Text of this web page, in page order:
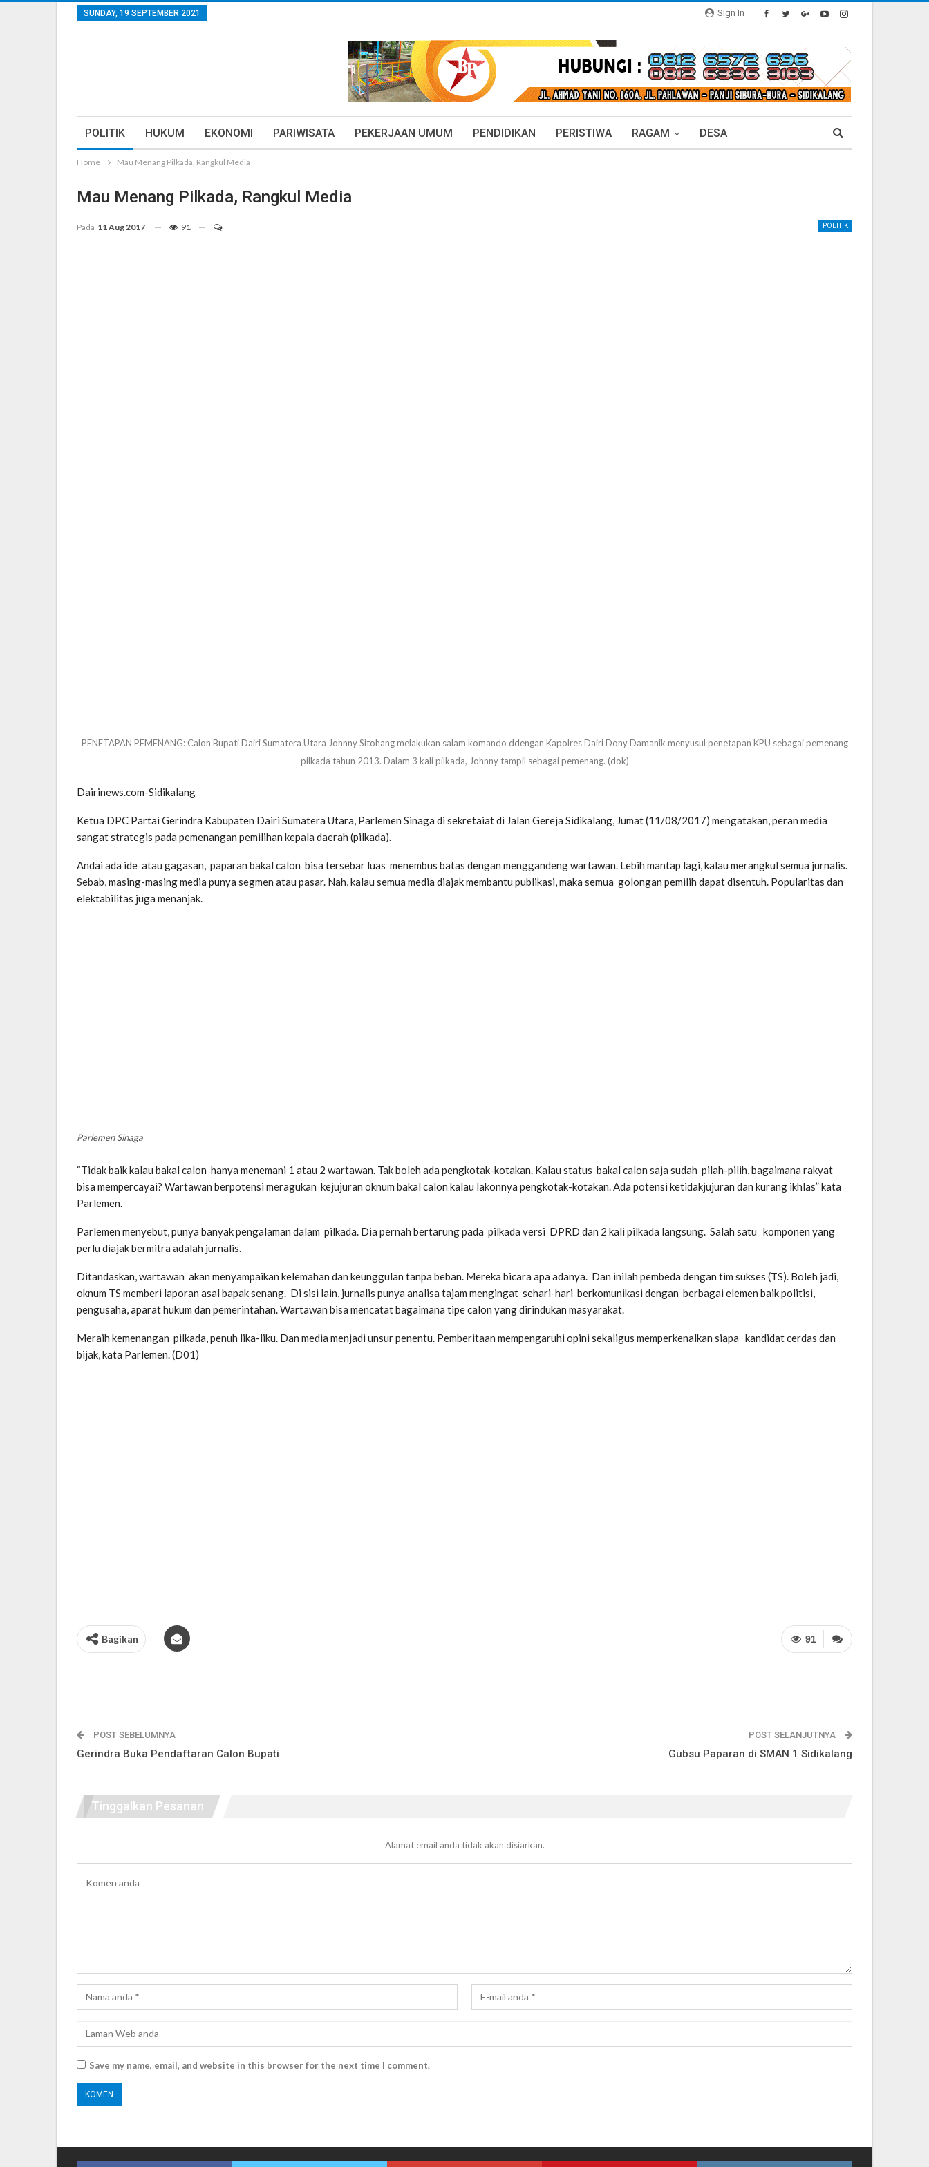
Sign In
SUNDAY, 19 SEPTEMBER 2021
POLITIK HUKUM EKONOMI PARIWISATA PEKERJAAN UMUM PENDIDIKAN PERISTIWA RAGAM DESA
Home Mau Menang Pilkada, Rangkul Media
Mau Menang Pilkada, Rangkul Media
POLITIK
Pada 11 Aug 2017 91
PENETAPAN PEMENANG: Calon Bupati Dairi Sumatera Utara Johnny Sitohang melakukan salam komando ddengan Kapolres Dairi Dony Damanik menyusul penetapan KPU sebagai pemenang
pilkada tahun 2013. Dalam 3 kali pilkada, Johnny tampil sebagai pemenang. (dok)
Dairinews.com-Sidikalang
Ketua DPC Partai Gerindra Kabupaten Dairi Sumatera Utara, Parlemen Sinaga di sekretaiat di Jalan Gereja Sidikalang, Jumat (11/08/2017) mengatakan, peran media
sangat strategis pada pemenangan pemilihan kepala daerah (pilkada).
Andai ada ide atau gagasan, paparan bakal calon bisa tersebar luas menembus batas dengan menggandeng wartawan. Lebih mantap lagi, kalau merangkul semua jurnalis.
Sebab, masing-masing media punya segmen atau pasar. Nah, kalau semua media diajak membantu publikasi, maka semua golongan pemilih dapat disentuh. Popularitas dan
elektabilitas juga menanjak.
Parlemen Sinaga
“Tidak baik kalau bakal calon hanya menemani 1 atau 2 wartawan. Tak boleh ada pengkotak-kotakan. Kalau status bakal calon saja sudah pilah-pilih, bagaimana rakyat
bisa mempercayai? Wartawan berpotensi meragukan kejujuran oknum bakal calon kalau lakonnya pengkotak-kotakan. Ada potensi ketidakjujuran dan kurang ikhlas” kata
Parlemen.
Parlemen menyebut, punya banyak pengalaman dalam pilkada. Dia pernah bertarung pada pilkada versi DPRD dan 2 kali pilkada langsung. Salah satu komponen yang
perlu diajak bermitra adalah jurnalis.
Ditandaskan, wartawan akan menyampaikan kelemahan dan keunggulan tanpa beban. Mereka bicara apa adanya. Dan inilah pembeda dengan tim sukses (TS). Boleh jadi,
oknum TS memberi laporan asal bapak senang. Di sisi lain, jurnalis punya analisa tajam mengingat sehari-hari berkomunikasi dengan berbagai elemen baik politisi,
pengusaha, aparat hukum dan pemerintahan. Wartawan bisa mencatat bagaimana tipe calon yang dirindukan masyarakat.
Meraih kemenangan pilkada, penuh lika-liku. Dan media menjadi unsur penentu. Pemberitaan mempengaruhi opini sekaligus memperkenalkan siapa kandidat cerdas dan
bijak, kata Parlemen. (D01)
91
Bagikan
POST SEBELUMNYA
Gerindra Buka Pendaftaran Calon Bupati
POST SELANJUTNYA
Gubsu Paparan di SMAN 1 Sidikalang
Tinggalkan Pesanan
Alamat email anda tidak akan disiarkan.
Save my name, email, and website in this browser for the next time I comment.